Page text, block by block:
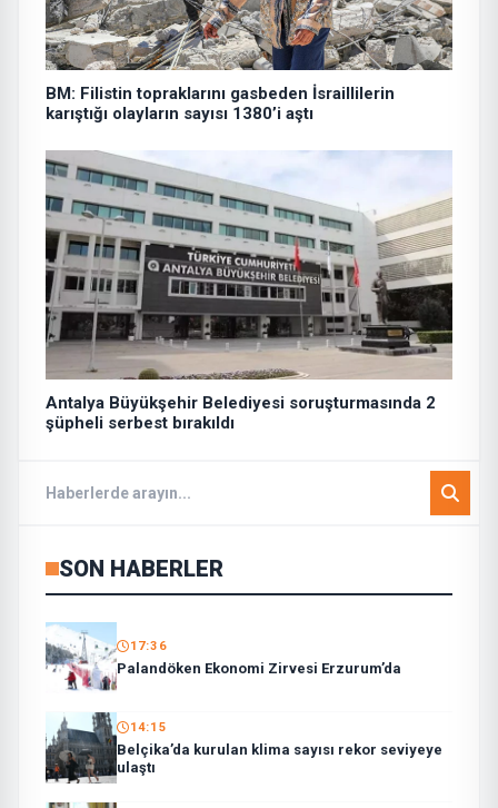
BM: Filistin topraklarını gasbeden İsraillilerin
karıştığı olayların sayısı 1380’i aştı
Antalya Büyükşehir Belediyesi soruşturmasında 2
şüpheli serbest bırakıldı
SON HABERLER
17:36
Palandöken Ekonomi Zirvesi Erzurum’da
14:15
Belçika’da kurulan klima sayısı rekor seviyeye
ulaştı